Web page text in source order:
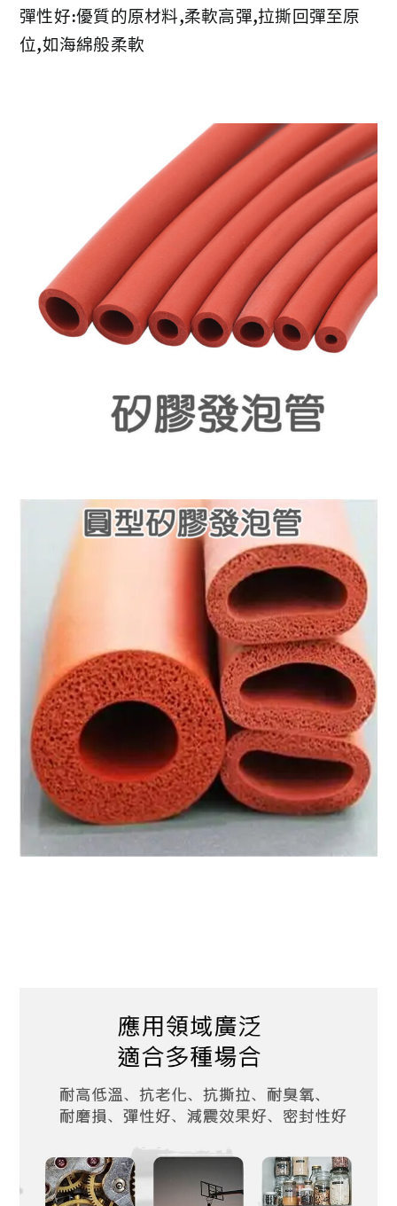
彈性好:優質的原材料,柔軟高彈,拉撕回彈至原
位,如海綿般柔軟